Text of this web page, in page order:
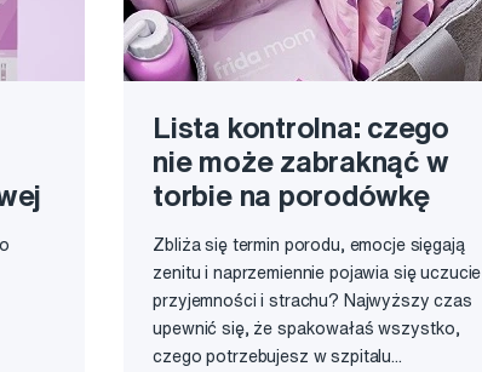
Lista kontrolna: czego
nie może zabraknąć w
torbie na porodówkę
Zbliża się termin porodu, emocje sięgają
zenitu i naprzemiennie pojawia się uczucie
przyjemności i strachu? Najwyższy czas
upewnić się, że spakowałaś wszystko,
czego potrzebujesz w szpitalu...